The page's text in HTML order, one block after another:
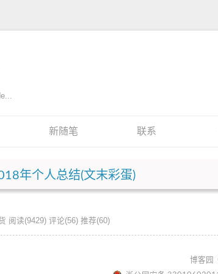
新随笔 联系
年个人总结(文末彩蛋)
阅读(9429) 评论(56) 推荐(60)
博客园